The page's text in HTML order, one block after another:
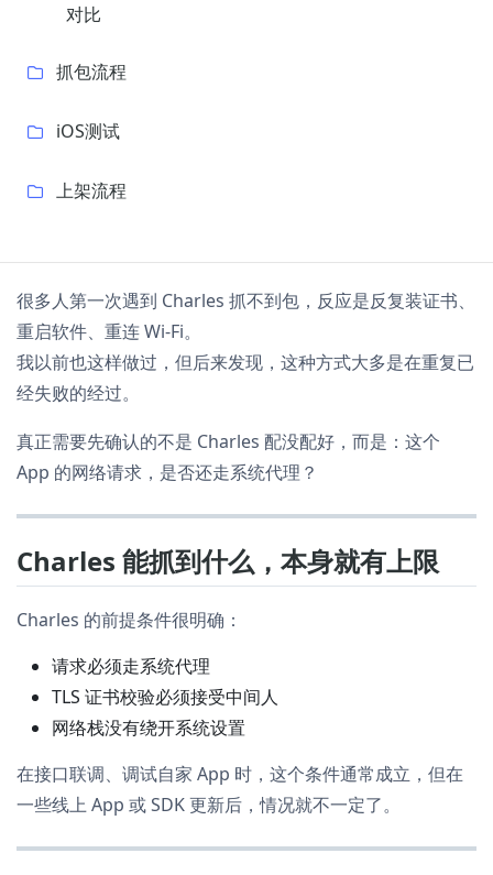
对比
抓包流程
iOS测试
上架流程
很多人第一次遇到 Charles 抓不到包，反应是反复装证书、
重启软件、重连 Wi-Fi。
我以前也这样做过，但后来发现，这种方式大多是在重复已
经失败的经过。
真正需要先确认的不是 Charles 配没配好，而是：这个
App 的网络请求，是否还走系统代理？
Charles 能抓到什么，本身就有上限
Charles 的前提条件很明确：
请求必须走系统代理
TLS 证书校验必须接受中间人
网络栈没有绕开系统设置
在接口联调、调试自家 App 时，这个条件通常成立，但在
一些线上 App 或 SDK 更新后，情况就不一定了。